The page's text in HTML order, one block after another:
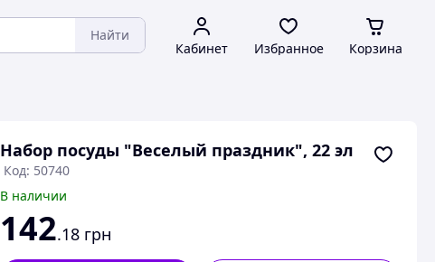
Найти
Кабинет Избранное Корзина
Набор посуды "Веселый праздник", 22 эл
Код: 50740
В наличии
142.18 грн